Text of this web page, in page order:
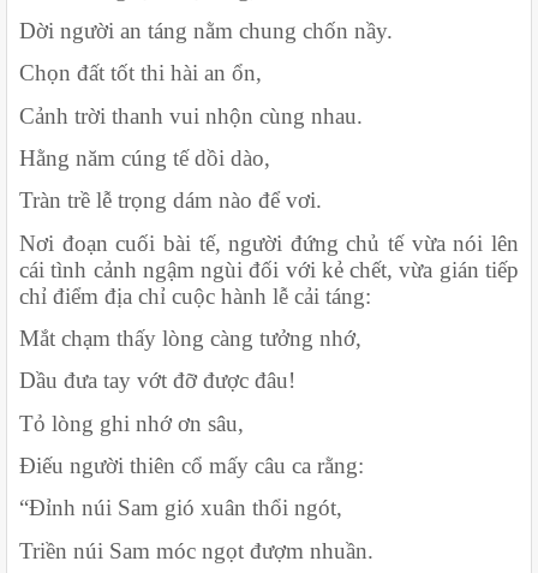
Dời người an táng nằm chung chốn nầy.
Chọn đất tốt thi hài an ổn,
Cảnh trời thanh vui nhộn cùng nhau.
Hằng năm cúng tế dồi dào,
Tràn trề lễ trọng dám nào để vơi.
Nơi đoạn cuối bài tế, người đứng chủ tế vừa nói lên
cái tình cảnh ngậm ngùi đối với kẻ chết, vừa gián tiếp
chỉ điểm địa chỉ cuộc hành lễ cải táng:
Mắt chạm thấy lòng càng tưởng nhớ,
Dầu đưa tay vớt đỡ được đâu!
Tỏ lòng ghi nhớ ơn sâu,
Điếu người thiên cổ mấy câu ca rằng:
“Đỉnh núi Sam gió xuân thổi ngót,
Triền núi Sam móc ngọt đượm nhuần.